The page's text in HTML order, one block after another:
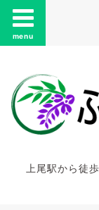
menu
上尾駅から徒